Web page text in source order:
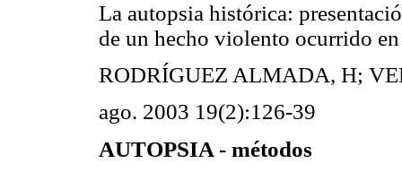
La autopsia histórica:
de un hecho violento ocurrido
RODRÍGUEZ ALMADA, H;
ago. 2003 19(2):126-39
AUTOPSIA - métodos